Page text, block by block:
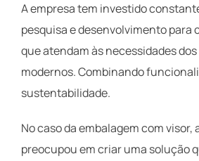
A empresa tem investido
pesquisa e desenvolvimento para
que atendam às necessidades
modernos. Combinando
sustentabilidade.
No caso da embalagem com visor,
preocupou em criar uma solução